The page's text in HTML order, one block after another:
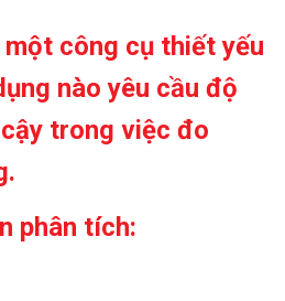
một công cụ thiết yếu
nào yêu cầu độ
trong việc đo
phân tích: